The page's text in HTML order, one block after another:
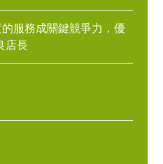
服務成關鍵競爭力，優
店長